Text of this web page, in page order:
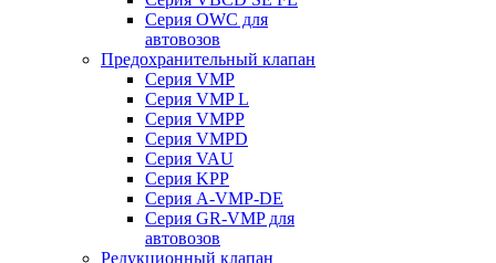
Серия OWC для
автовозов
Предохранительный клапан
Серия VMP
Серия VMP L
Серия VMPP
Серия VMPD
Серия VAU
Серия KPP
Серия A-VMP-DE
Серия GR-VMP для
автовозов
Редукционный клапан